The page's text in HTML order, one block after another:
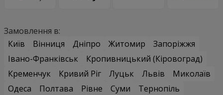
Замовлення в:
Київ
Вінниця Дніпро Житомир
Запоріжжя
Івано-Франківськ
Кропивницький (Кіровоград)
Кременчук
Кривий Ріг Луцьк Львів
Миколаїв
Одеса
Полтава Рівне Суми
Тернопіль